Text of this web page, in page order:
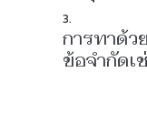
การทาด้ว
ข้อจำกัดเ